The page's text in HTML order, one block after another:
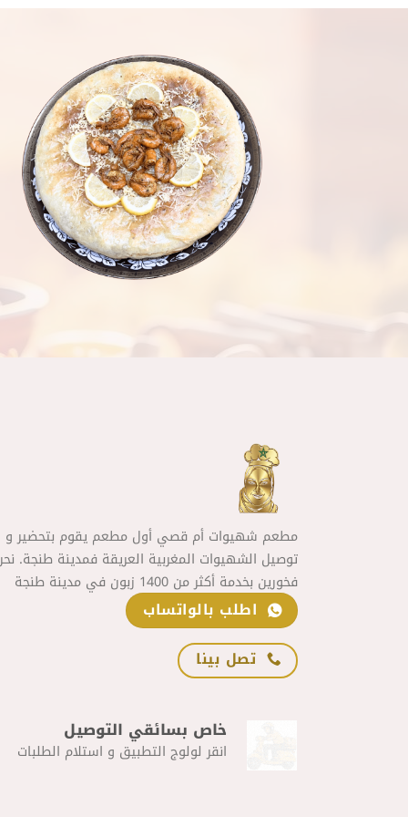
مطعم شهيوات أم قصي أول مطعم يقوم بتحضير و
توصيل الشهيوات المغربية العريقة فمدينة طنجة.
فخورين بخدمة أكثر من 1400 زبون في مدينة طنجة
اطلب بالواتساب
تصل بينا
خاص بسائقي التوصيل
انقر لولوج التطبيق و استلام الطلبات